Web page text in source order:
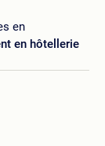
en
en hôtellerie